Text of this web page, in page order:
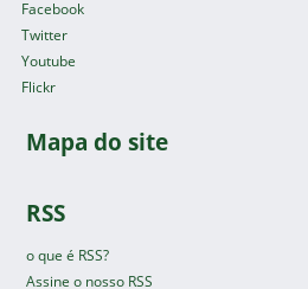
Facebook
Twitter
Youtube
Flickr
Mapa do site
RSS
o que é RSS?
Assine o nosso RSS